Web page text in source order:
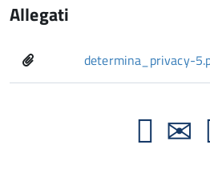
Allegati
determina_privacy-